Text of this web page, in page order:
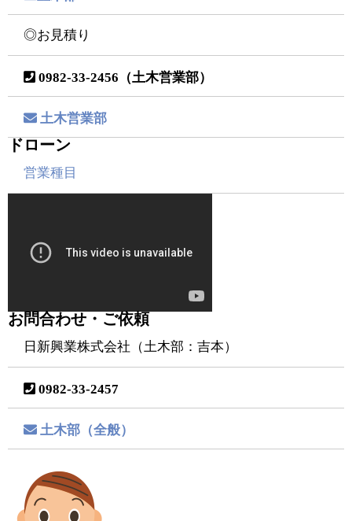
◎お見積り
0982-33-2456（土木営業部）
土木営業部
ドローン
営業種目
お問合わせ・ご依頼
日新興業株式会社（土木部：吉本）
0982-33-2457
土木部（全般）